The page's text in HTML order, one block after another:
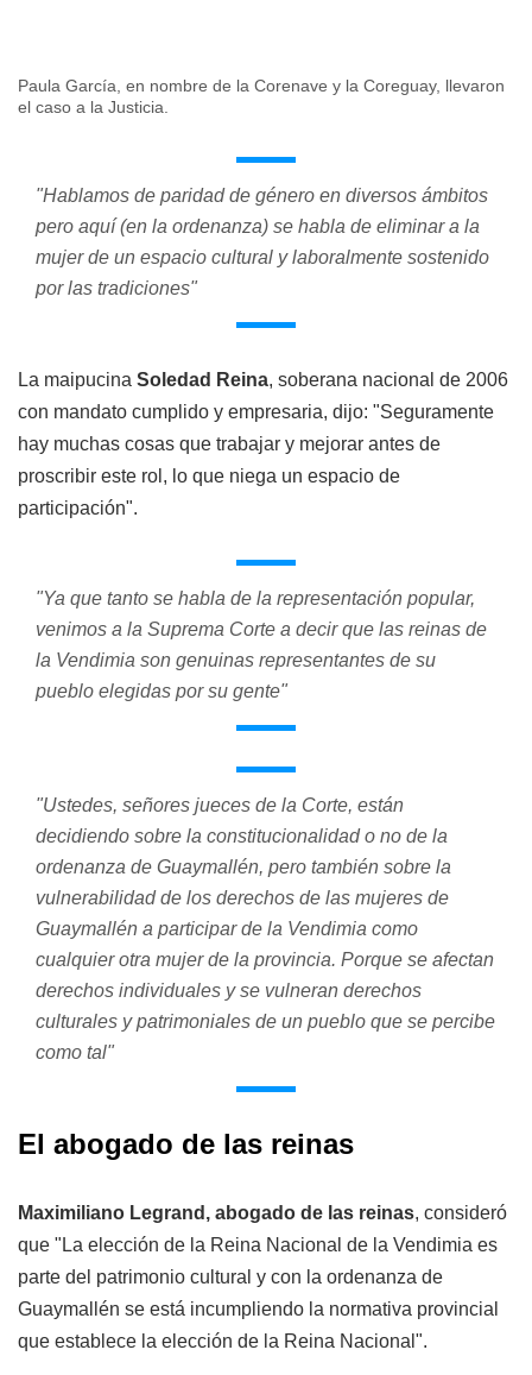
Paula García, en nombre de la Corenave y la Coreguay, llevaron
el caso a la Justicia.
"Hablamos de paridad de género en diversos ámbitos
pero aquí (en la ordenanza) se habla de eliminar a la
mujer de un espacio cultural y laboralmente sostenido
por las tradiciones"
La maipucina Soledad Reina, soberana nacional de 2006
con mandato cumplido y empresaria, dijo: "Seguramente
hay muchas cosas que trabajar y mejorar antes de
proscribir este rol, lo que niega un espacio de
participación".
"Ya que tanto se habla de la representación popular,
venimos a la Suprema Corte a decir que las reinas de
la Vendimia son genuinas representantes de su
pueblo elegidas por su gente"
"Ustedes, señores jueces de la Corte, están
decidiendo sobre la constitucionalidad o no de la
ordenanza de Guaymallén, pero también sobre la
vulnerabilidad de los derechos de las mujeres de
Guaymallén a participar de la Vendimia como
cualquier otra mujer de la provincia. Porque se afectan
derechos individuales y se vulneran derechos
culturales y patrimoniales de un pueblo que se percibe
como tal"
El abogado de las reinas
Maximiliano Legrand, abogado de las reinas, consideró
que "La elección de la Reina Nacional de la Vendimia es
parte del patrimonio cultural y con la ordenanza de
Guaymallén se está incumpliendo la normativa provincial
que establece la elección de la Reina Nacional".